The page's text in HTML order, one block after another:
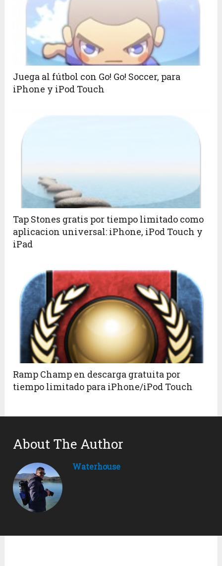
Juega al fútbol con Go! Go! Soccer, para
iPhone y iPod Touch
Tap Stones gratis por tiempo limitado como
aplicacion universal: iPhone, iPod Touch y
iPad
Ramp Champ en descarga gratuita por
tiempo limitado para iPhone/iPod Touch
About The Author
Waterhouse